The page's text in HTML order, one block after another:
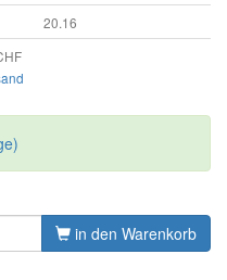
20.16
in den Warenkorb